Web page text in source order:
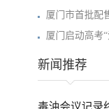
厦门市首批配
厦门启动高考
新闻推荐
毒油会议记录